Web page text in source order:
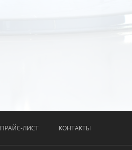
ПРАЙС-ЛИСТ КОНТАКТЫ